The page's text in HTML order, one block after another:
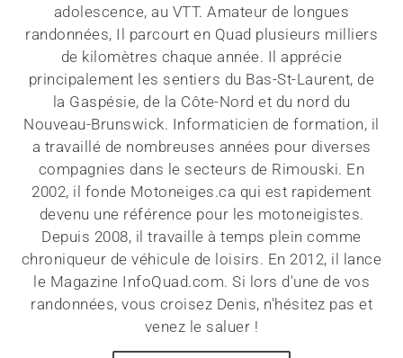
adolescence, au VTT. Amateur de longues
randonnées, Il parcourt en Quad plusieurs milliers
de kilomètres chaque année. Il apprécie
principalement les sentiers du Bas-St-Laurent, de
la Gaspésie, de la Côte-Nord et du nord du
Nouveau-Brunswick. Informaticien de formation, il
a travaillé de nombreuses années pour diverses
compagnies dans le secteurs de Rimouski. En
2002, il fonde Motoneiges.ca qui est rapidement
devenu une référence pour les motoneigistes.
Depuis 2008, il travaille à temps plein comme
chroniqueur de véhicule de loisirs. En 2012, il lance
le Magazine InfoQuad.com. Si lors d'une de vos
randonnées, vous croisez Denis, n'hésitez pas et
venez le saluer !